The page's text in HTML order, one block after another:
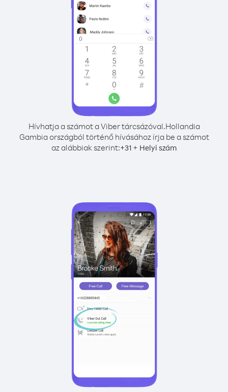
Hívhatja a számot a Viber tárcsázóval.Hollandia
Gambia országból történő hívásához írja be a számot
az alábbiak szerint:+31 + Helyi szám